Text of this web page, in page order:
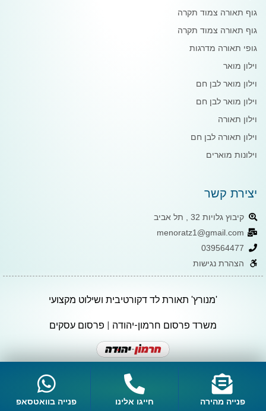
גוף תאורה צמוד תקרה
גוף תאורה צמוד תקרה
גופי תאורה מדרגות
וילון מואר
וילון מואר לבן חם
וילון מואר לבן חם
וילון תאורה
וילון תאורה לבן חם
וילונות מוארים
יצירת קשר
קיבוץ גלויות 32 , תל אביב
menoratz1@gmail.com
039564477
הצהרת נגישות
'מנורץ' תאורת לד דקורטיבית ושילוט מקצועי
משרד פרסום חרמון-יהודה | פרסום עסקים
פנייה מהירה חייגו אלינו פנייה בוואטסאפ